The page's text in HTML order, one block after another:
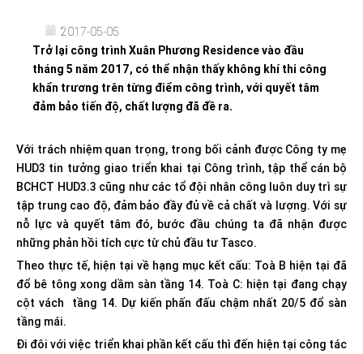
2017-05-05
Trở lại công trình Xuân Phương Residence vào đầu
tháng 5 năm 2017, có thể nhận thấy không khí thi công
khẩn trương trên từng điểm công trình, với quyết tâm
đảm bảo tiến độ, chất lượng đã đề ra.
Với trách nhiệm quan trọng, trong bối cảnh được Công ty mẹ
HUD3 tin tưởng giao triển khai tại Công trình, tập thể cán bộ
BCHCT HUD3.3 cũng như các tổ đội nhân công luôn duy trì sự
tập trung cao độ, đảm bảo đầy đủ về cả chất và lượng. Với sự
nỗ lực và quyết tâm đó, bước đầu chúng ta đã nhận được
những phản hồi tích cực từ chủ đầu tư Tasco.
Theo thực tế, hiện tại về hạng mục kết cấu: Toà B hiện tại đã
đổ bê tông xong dầm sàn tầng 14. Toà C: hiện tại đang chạy
cột vách tầng 14. Dự kiến phấn đấu chậm nhất 20/5 đổ sàn
tầng mái.
Đi đôi với việc triển khai phần kết cấu thì đến hiện tại công tác